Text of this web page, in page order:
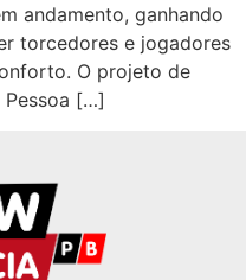
andamento, ganhando
torcedores e jogadores
O projeto de
Pessoa […]